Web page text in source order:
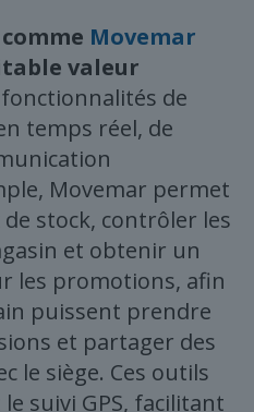
Movemar
valeur
fonctionnalités de
temps réel, de
Movemar permet
stock, contrôler les
et obtenir un
les promotions, afin
puissent prendre
et partager des
le siège. Ces outils
suivi GPS, facilitant